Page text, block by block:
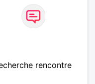
rencontre